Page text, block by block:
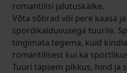
romantilisi jalutuskäike.
Võta sõbrad või pere kaasa
spordikalduvusega tuurile.
tingimata tegema, kuid
romantilisest kui ka
Tuuri täpsem pikkus, hind ja